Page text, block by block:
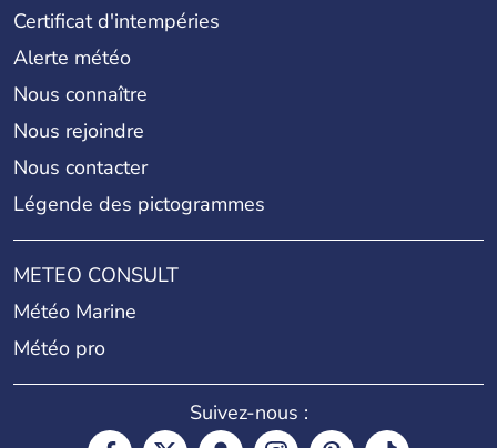
Certificat d'intempéries
Alerte météo
Nous connaître
Nous rejoindre
Nous contacter
Légende des pictogrammes
METEO CONSULT
Météo Marine
Météo pro
Suivez-nous :